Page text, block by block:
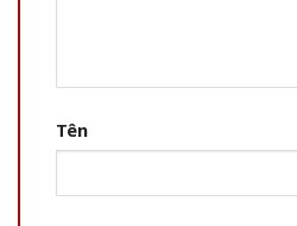
Tên